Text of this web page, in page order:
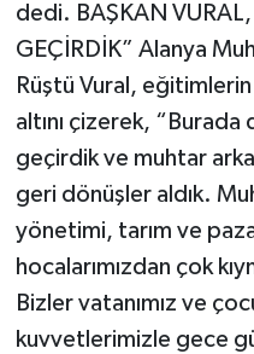
dedi. BAŞKAN
GEÇİRDİK” Alanya
Rüştü Vural,
altını çizerek,
geçirdik ve muhtar
geri dönüşler aldık.
yönetimi, tarım ve
hocalarımızdan çok
Bizler vatanımız ve
kuvvetlerimizle gece